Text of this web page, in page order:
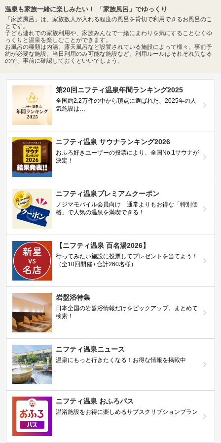
温泉も家族一緒に楽しみたい！ 「家族風呂」でゆっくり
「家族風呂」は、家族数人が入れる程度の風呂を貸切で利用できるお風呂のこ
とです。
子ども連れでの家族利用や、家族みんなで一緒にまわりを気にすることなくゆ
っくりと温泉を楽しむことができます。
お風呂の種類は内湯、露天風呂など設置されている施設によって様々。事前予
約が必要な施設、当日利用のみ可能な施設など、利用ルールはそれぞれ異なる
ので、事前に確認しておくといいでしょう。
第20回ニフティ温泉年間ランキング2025
全国約2.2万件の中から頂点に選ばれた、2025年の人
気施設は…
ニフティ温泉 サウナランキング2026
おふろ好きユーザーの投票により、全国No.1サウナが
決定！
ニフティ温泉プレミアムクーポン
ノジマモバイル会員向け 通常よりもお得な「特別価
格」で人気の温泉を満喫できる！
【ニフティ温泉 百名湯2026】
行ってみたい施設に投票してプレゼントを当てよう！
（全10回開催 / 合計260名様）
岩盤浴特集
日本全国の岩盤浴情報だけをピックアップ。まとめて
検索！
ニフティ温泉ニュース
温泉にもっと行きたくなる！お得な情報を掲載中
ニフティ温泉 おふろパス
温浴施設をお得に楽しめるサブスクリプションプラン